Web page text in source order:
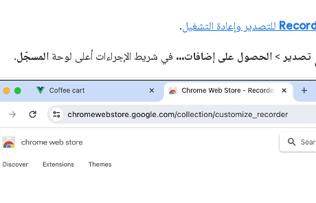
للتصدير وإعادة التشغيل.
تصدير > الحصول على إضافات... في شريط الإجراءات أعلى لوحة المسجّل.